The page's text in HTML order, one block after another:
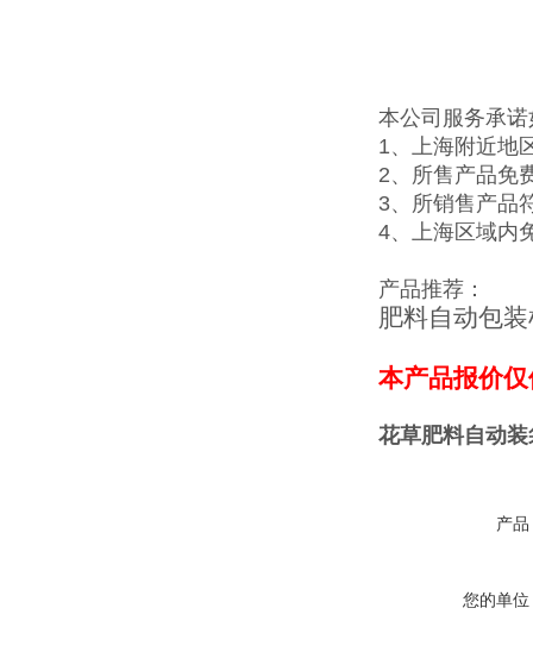
本公司服务承
1、上海附近地
2、所售产品免
3、所销售产品
4、上海区域内
产品推荐：
肥料自动包
本产品报价
花草肥料自动
产品
您的单位